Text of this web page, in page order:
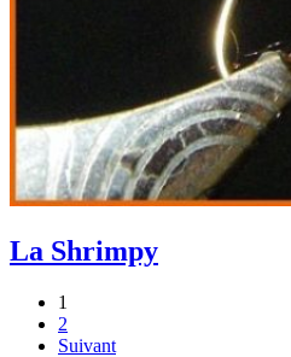
La Shrimpy
1
2
Suivant